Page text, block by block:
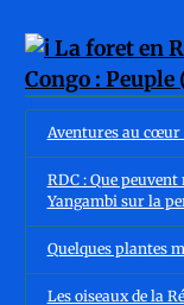
Aventures au cœur
RDC : Que
Yangambi sur la
Quelques plantes
Les oiseaux de la